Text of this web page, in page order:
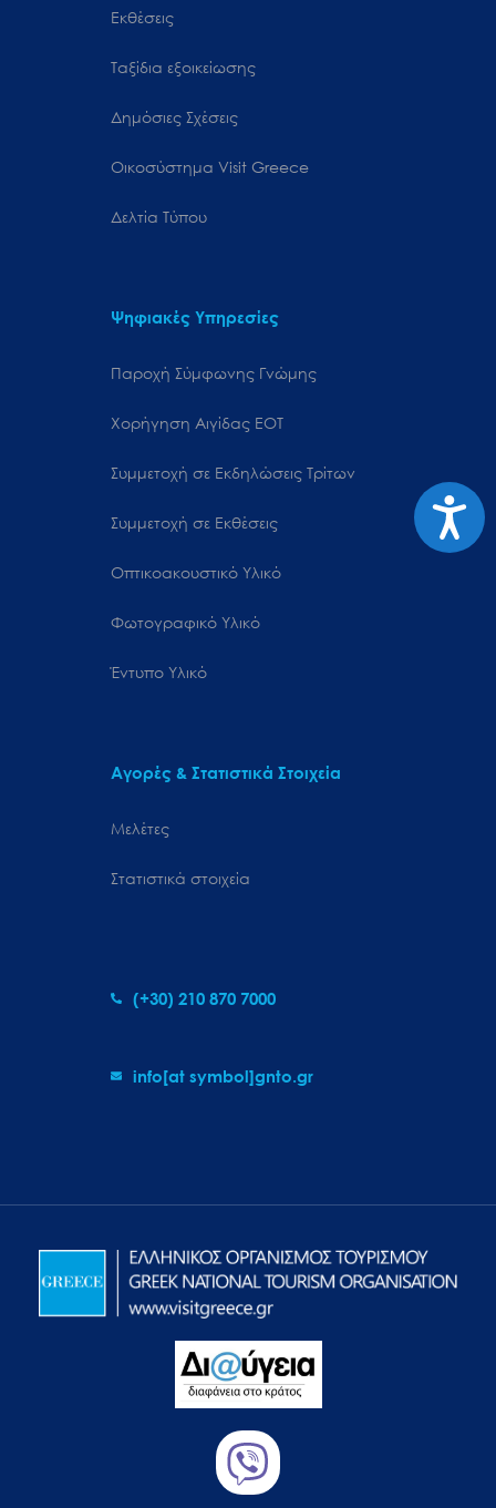
Εκθέσεις
Ταξίδια εξοικείωσης
Δημόσιες Σχέσεις
Oικοσύστημα Visit Greece
Δελτία Τύπου
Ψηφιακές Υπηρεσίες
Παροχή Σύμφωνης Γνώμης
Χορήγηση Αιγίδας ΕΟΤ
Συμμετοχή σε Εκδηλώσεις Τρίτων
Συμμετοχή σε Εκθέσεις
Οπτικοακουστικό Υλικό
Φωτογραφικό Υλικό
Έντυπο Υλικό
Αγορές & Στατιστικά Στοιχεία
Μελέτες
Στατιστικά στοιχεία
(+30) 210 870 7000
info[at symbol]gnto.gr